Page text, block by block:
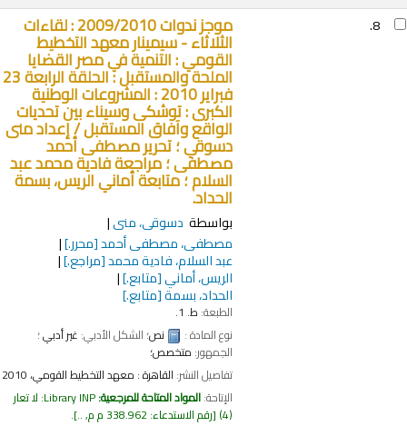
8. موجز ندوات 2009/2010 : لقاءات
الثلاثاء - سيمينار معهد التخطيط
القومي : التنمية في مصر القضايا
الملحة والمستقبل : الحلقة الرابعة 23
فبراير 2010 : المشروعات الوطنية
الكبرى : توشكى وسيناء بين تحديات
الواقع وآفاق المستقبل /إعداد منى
دسوقي ؛ تحرير مصطفى أحمد
مصطفى ؛ مراجعة فادية محمد عبد
السلام ؛ متابعة أماني الريس، بسمة
الحداد.
بواسطة دسوقى، منى
مصطفى، مصطفى أحمد[محرر.]
عبد السلام، فادية محمد[مراجع.]
الريس، أماني[متابع.]
الحداد، بسمة[متابع.]
الطبعة:ط. 1.
نوع المادة :
نص؛ الشكل الأدبي:غير أدبي؛
الجمهور:متخصص؛
تفاصيل النشر:القاهرة :معهد التخطيط القومي،2010
الإتاحة:المواد المتاحة للمرجعية:Library INP: لا تعار
رقم الاستدعاء:338.962 م م, .. .